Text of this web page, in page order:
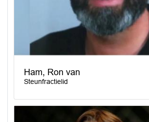
Ham, Ron van
Steunfractielid